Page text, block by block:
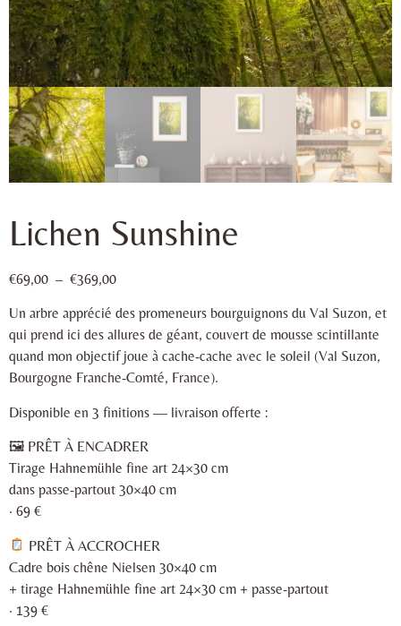
Lichen Sunshine
€69,00 – €369,00
Un arbre apprécié des promeneurs bourguignons du Val Suzon, et
qui prend ici des allures de géant, couvert de mousse scintillante
quand mon objectif joue à cache-cache avec le soleil (Val Suzon,
Bourgogne Franche-Comté, France).
Disponible en 3 finitions — livraison offerte :
🖼 PRÊT À ENCADRER
Tirage Hahnemühle fine art 24×30 cm
dans passe-partout 30×40 cm
· 69 €
PRÊT À ACCROCHER
Cadre bois chêne Nielsen 30×40 cm
+ tirage Hahnemühle fine art 24×30 cm + passe-partout
· 139 €